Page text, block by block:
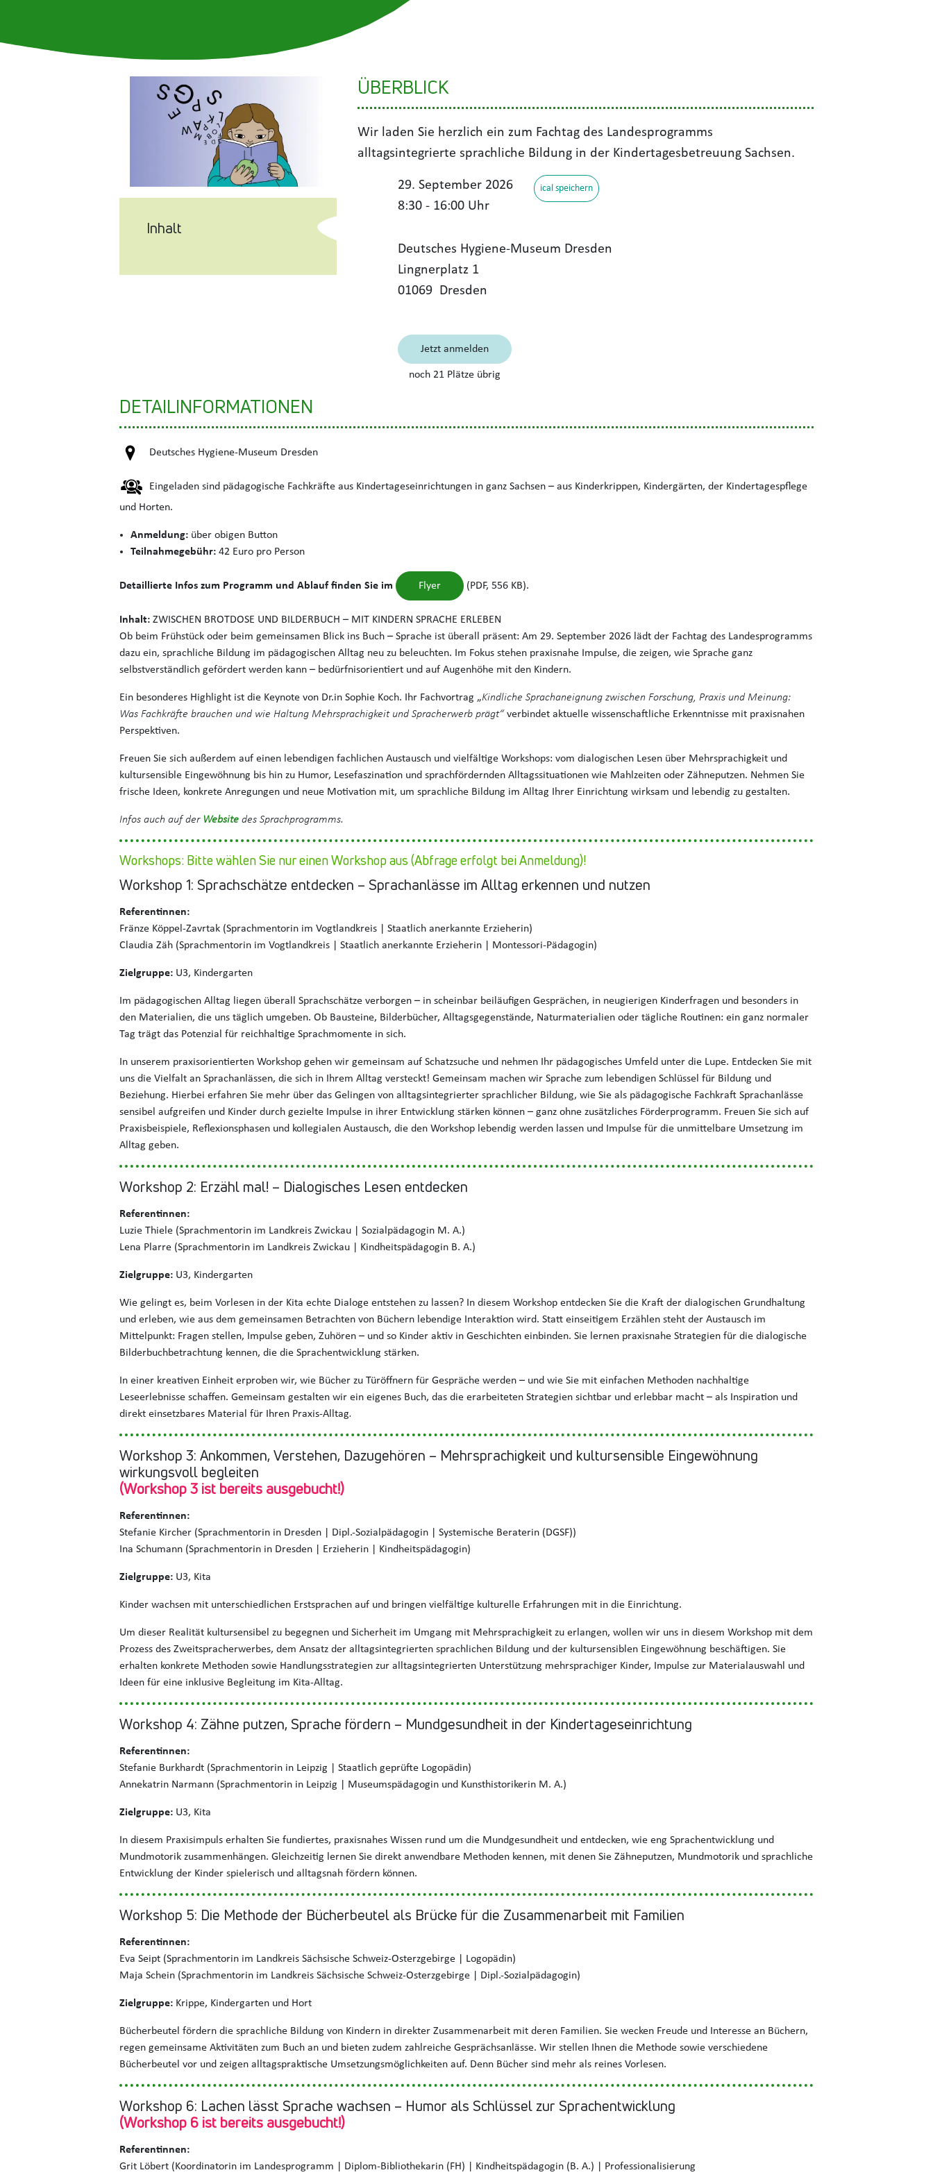
Inhalt
ÜBERBLICK
Wir laden Sie herzlich ein zum Fachtag des Landesprogramms
alltagsintegrierte sprachliche Bildung in der Kindertagesbetreuung Sachsen.
29. September 2026
8:30 - 16:00 Uhr
ical speichern
Deutsches Hygiene-Museum Dresden
Lingnerplatz 1
01069 Dresden
Jetzt anmelden
noch 21 Plätze übrig
DETAILINFORMATIONEN
Deutsches Hygiene-Museum Dresden
Eingeladen sind pädagogische Fachkräfte aus Kindertageseinrichtungen in ganz Sachsen – aus Kinderkrippen, Kindergärten, der Kindertagespflege
und Horten.
Anmeldung: über obigen Button
Teilnahmegebühr: 42 Euro pro Person
Detaillierte Infos zum Programm und Ablauf finden Sie im Flyer (PDF, 556 KB).
Inhalt: ZWISCHEN BROTDOSE UND BILDERBUCH – MIT KINDERN SPRACHE ERLEBEN
Ob beim Frühstück oder beim gemeinsamen Blick ins Buch – Sprache ist überall präsent: Am 29. September 2026 lädt der Fachtag des Landesprogramms
dazu ein, sprachliche Bildung im pädagogischen Alltag neu zu beleuchten. Im Fokus stehen praxisnahe Impulse, die zeigen, wie Sprache ganz
selbstverständlich gefördert werden kann – bedürfnisorientiert und auf Augenhöhe mit den Kindern.
Ein besonderes Highlight ist die Keynote von Dr.in Sophie Koch. Ihr Fachvortrag „Kindliche Sprachaneignung zwischen Forschung, Praxis und Meinung:
Was Fachkräfte brauchen und wie Haltung Mehrsprachigkeit und Spracherwerb prägt“ verbindet aktuelle wissenschaftliche Erkenntnisse mit praxisnahen
Perspektiven.
Freuen Sie sich außerdem auf einen lebendigen fachlichen Austausch und vielfältige Workshops: vom dialogischen Lesen über Mehrsprachigkeit und
kultursensible Eingewöhnung bis hin zu Humor, Lesefaszination und sprachfördernden Alltagssituationen wie Mahlzeiten oder Zähneputzen. Nehmen Sie
frische Ideen, konkrete Anregungen und neue Motivation mit, um sprachliche Bildung im Alltag Ihrer Einrichtung wirksam und lebendig zu gestalten.
Infos auch auf der Website des Sprachprogramms.
Workshops: Bitte wählen Sie nur einen Workshop aus (Abfrage erfolgt bei Anmeldung)!
Workshop 1: Sprachschätze entdecken – Sprachanlässe im Alltag erkennen und nutzen
Referentinnen:
Fränze Köppel-Zavrtak (Sprachmentorin im Vogtlandkreis | Staatlich anerkannte Erzieherin)
Claudia Zäh (Sprachmentorin im Vogtlandkreis | Staatlich anerkannte Erzieherin | Montessori-Pädagogin)
Zielgruppe: U3, Kindergarten
Im pädagogischen Alltag liegen überall Sprachschätze verborgen – in scheinbar beiläufigen Gesprächen, in neugierigen Kinderfragen und besonders in
den Materialien, die uns täglich umgeben. Ob Bausteine, Bilderbücher, Alltagsgegenstände, Naturmaterialien oder tägliche Routinen: ein ganz normaler
Tag trägt das Potenzial für reichhaltige Sprachmomente in sich.
In unserem praxisorientierten Workshop gehen wir gemeinsam auf Schatzsuche und nehmen Ihr pädagogisches Umfeld unter die Lupe. Entdecken Sie mit
uns die Vielfalt an Sprachanlässen, die sich in Ihrem Alltag versteckt! Gemeinsam machen wir Sprache zum lebendigen Schlüssel für Bildung und
Beziehung. Hierbei erfahren Sie mehr über das Gelingen von alltagsintegrierter sprachlicher Bildung, wie Sie als pädagogische Fachkraft Sprachanlässe
sensibel aufgreifen und Kinder durch gezielte Impulse in ihrer Entwicklung stärken können – ganz ohne zusätzliches Förderprogramm. Freuen Sie sich auf
Praxisbeispiele, Reflexionsphasen und kollegialen Austausch, die den Workshop lebendig werden lassen und Impulse für die unmittelbare Umsetzung im
Alltag geben.
Workshop 2: Erzähl mal! – Dialogisches Lesen entdecken
Referentinnen:
Luzie Thiele (Sprachmentorin im Landkreis Zwickau | Sozialpädagogin M. A.)
Lena Plarre (Sprachmentorin im Landkreis Zwickau | Kindheitspädagogin B. A.)
Zielgruppe: U3, Kindergarten
Wie gelingt es, beim Vorlesen in der Kita echte Dialoge entstehen zu lassen? In diesem Workshop entdecken Sie die Kraft der dialogischen Grundhaltung
und erleben, wie aus dem gemeinsamen Betrachten von Büchern lebendige Interaktion wird. Statt einseitigem Erzählen steht der Austausch im
Mittelpunkt: Fragen stellen, Impulse geben, Zuhören – und so Kinder aktiv in Geschichten einbinden. Sie lernen praxisnahe Strategien für die dialogische
Bilderbuchbetrachtung kennen, die die Sprachentwicklung stärken.
In einer kreativen Einheit erproben wir, wie Bücher zu Türöffnern für Gespräche werden – und wie Sie mit einfachen Methoden nachhaltige
Leseerlebnisse schaffen. Gemeinsam gestalten wir ein eigenes Buch, das die erarbeiteten Strategien sichtbar und erlebbar macht – als Inspiration und
direkt einsetzbares Material für Ihren Praxis-Alltag.
Workshop 3: Ankommen, Verstehen, Dazugehören – Mehrsprachigkeit und kultursensible Eingewöhnung
wirkungsvoll begleiten
(Workshop 3 ist bereits ausgebucht!)
Referentinnen:
Stefanie Kircher (Sprachmentorin in Dresden | Dipl.-Sozialpädagogin | Systemische Beraterin (DGSF))
Ina Schumann (Sprachmentorin in Dresden | Erzieherin | Kindheitspädagogin)
Zielgruppe: U3, Kita
Kinder wachsen mit unterschiedlichen Erstsprachen auf und bringen vielfältige kulturelle Erfahrungen mit in die Einrichtung.
Um dieser Realität kultursensibel zu begegnen und Sicherheit im Umgang mit Mehrsprachigkeit zu erlangen, wollen wir uns in diesem Workshop mit dem
Prozess des Zweitspracherwerbes, dem Ansatz der alltagsintegrierten sprachlichen Bildung und der kultursensiblen Eingewöhnung beschäftigen. Sie
erhalten konkrete Methoden sowie Handlungsstrategien zur alltagsintegrierten Unterstützung mehrsprachiger Kinder, Impulse zur Materialauswahl und
Ideen für eine inklusive Begleitung im Kita-Alltag.
Workshop 4: Zähne putzen, Sprache fördern – Mundgesundheit in der Kindertageseinrichtung
Referentinnen:
Stefanie Burkhardt (Sprachmentorin in Leipzig | Staatlich geprüfte Logopädin)
Annekatrin Narmann (Sprachmentorin in Leipzig | Museumspädagogin und Kunsthistorikerin M. A.)
Zielgruppe: U3, Kita
In diesem Praxisimpuls erhalten Sie fundiertes, praxisnahes Wissen rund um die Mundgesundheit und entdecken, wie eng Sprachentwicklung und
Mundmotorik zusammenhängen. Gleichzeitig lernen Sie direkt anwendbare Methoden kennen, mit denen Sie Zähneputzen, Mundmotorik und sprachliche
Entwicklung der Kinder spielerisch und alltagsnah fördern können.
Workshop 5: Die Methode der Bücherbeutel als Brücke für die Zusammenarbeit mit Familien
Referentinnen:
Eva Seipt (Sprachmentorin im Landkreis Sächsische Schweiz-Osterzgebirge | Logopädin)
Maja Schein (Sprachmentorin im Landkreis Sächsische Schweiz-Osterzgebirge | Dipl.-Sozialpädagogin)
Zielgruppe: Krippe, Kindergarten und Hort
Bücherbeutel fördern die sprachliche Bildung von Kindern in direkter Zusammenarbeit mit deren Familien. Sie wecken Freude und Interesse an Büchern,
regen gemeinsame Aktivitäten zum Buch an und bieten zudem zahlreiche Gesprächsanlässe. Wir stellen Ihnen die Methode sowie verschiedene
Bücherbeutel vor und zeigen alltagspraktische Umsetzungsmöglichkeiten auf. Denn Bücher sind mehr als reines Vorlesen.
Workshop 6: Lachen lässt Sprache wachsen – Humor als Schlüssel zur Sprachentwicklung
(Workshop 6 ist bereits ausgebucht!)
Referentinnen:
Grit Löbert (Koordinatorin im Landesprogramm | Diplom-Bibliothekarin (FH) | Kindheitspädagogin (B. A.) | Professionalisierung